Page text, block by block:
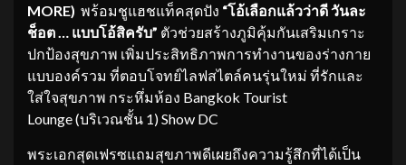
MORE) พร้อมชูแฮชแท็คสุดปัง “โอ้เลือกแล้วว่าดี วันละ
ช็อต … แบบโอ้สิครับ” ตัวช่วยสร้างภูมิคุ้มกันเสริมเกราะ
ปกป้องสุขภาพ เพิ่มประสิทธิภาพการทำงานของร่างกาย
แบบองค์รวม ที่ตอบโจทย์ไลฟสไตล์คนรุ่นใหม่ ที่รักและ
ใส่ใจสุขภาพ กระหึ่มห้อง Bangkok Tourist
Lounge (บริเวณชั้น 1) Show DC
พระเอกสุดเฟรซแถมสุขภาพดีเผยถึงความรู้สึกที่ได้เป็น